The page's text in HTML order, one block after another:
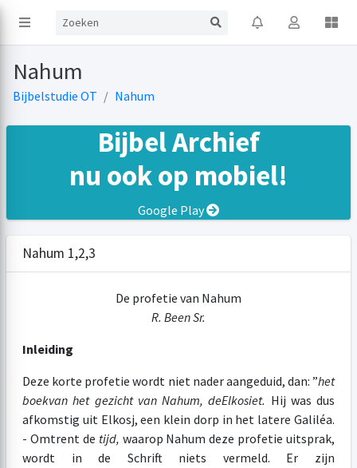
Nahum
Bijbelstudie OT Nahum
Bijbel Archief
nu ook op mobiel!
Google Play
Nahum 1,2,3
De profetie van Nahum
R. Been Sr.
Inleiding
Deze korte profetie wordt niet nader aangeduid, dan: ”het
boekvan het gezicht van Nahum, deElkosiet. Hij was dus
afkomstig uit Elkosj, een klein dorp in het latere Galiléa.
- Omtrent de tijd, waarop Nahum deze profetie uitsprak,
wordt in de Schrift niets vermeld. Er zijn